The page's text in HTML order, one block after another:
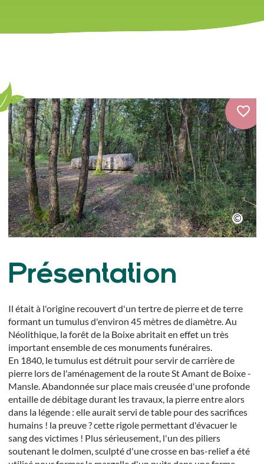
Présentation
Il était à l'origine recouvert d'un tertre de pierre et de terre
formant un tumulus d'environ 45 mètres de diamètre. Au
Néolithique, la forêt de la Boixe abritait en effet un très
important ensemble de ces monuments funéraires.
En 1840, le tumulus est détruit pour servir de carrière de
pierre lors de l'aménagement de la route St Amant de Boixe -
Mansle. Abandonnée sur place mais creusée d'une profonde
entaille de débitage durant les travaux, la pierre entre alors
dans la légende : elle aurait servi de table pour des sacrifices
humains ! la preuve ? cette rigole permettant d'évacuer le
sang des victimes ! Plus sérieusement, l'un des piliers
soutenant le dolmen, sculpté d'une crosse en bas-relief a été